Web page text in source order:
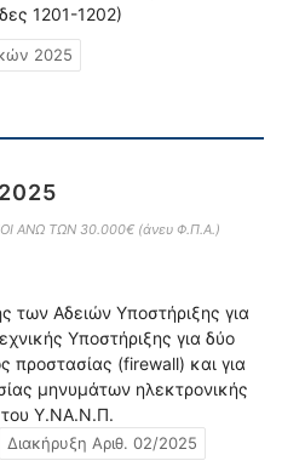
1201-1202)
2025
ΑΝΩ ΤΩΝ 30.000€ (άνευ Φ.Π.Α.)
Αδειών Υποστήριξης για
Υποστήριξης για δύο
προστασίας (firewall) και για
μηνυμάτων ηλεκτρονικής
του Υ.ΝΑ.Ν.Π.
Διακήρυξη Αριθ. 02/2025